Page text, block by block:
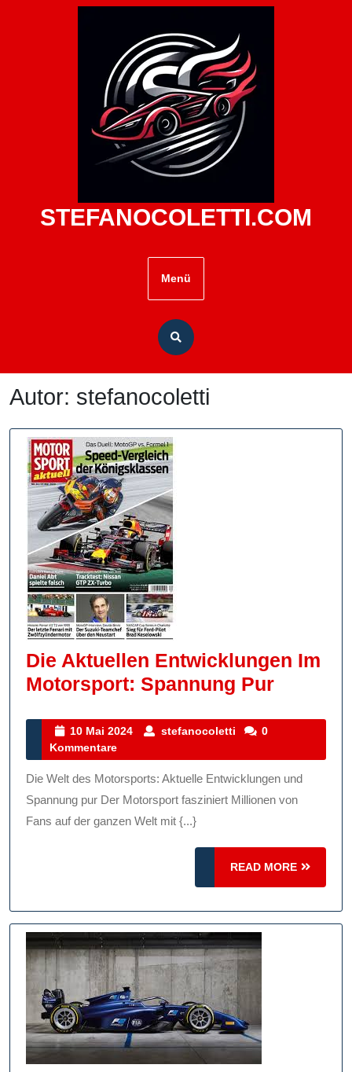
STEFANOCOLETTI.COM
Menü
Autor: stefanocoletti
Die Aktuellen Entwicklungen Im
Motorsport: Spannung PurDie
10 Mai 2024
10
2024
stefanocoletti stefanocoletti
0
Kommentare
Die Welt des Motorsports: Aktuelle Entwicklungen und
Spannung pur Der Motorsport fasziniert Millionen von
Fans auf der ganzen Welt mit {...}
READ MORE
READ
MORE